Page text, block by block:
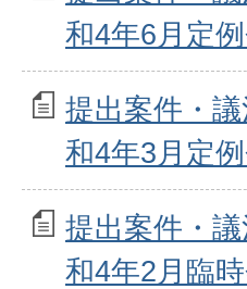
和4年6月定例
提出案件・
和4年3月定例
提出案件・
和4年2月臨